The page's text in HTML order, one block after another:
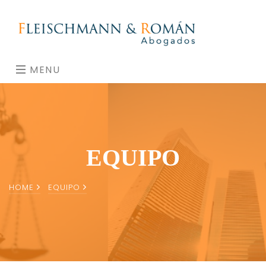
MENU
EQUIPO
HOME EQUIPO